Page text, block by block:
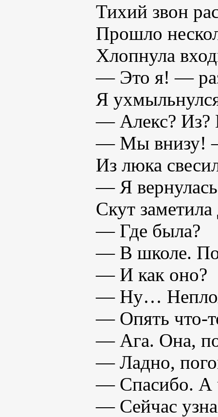
Тихий звон
Прошло
Хлопнула
— Это я! —
Я
— Алекс? Из?
— Мы внизу!
Из люка
— Я
Скут
— Где была?
— В школе.
— И как оно?
— Ну…
— Опять что-
— Ага. Она,
— Ладно,
— Спасибо. А
— Сейчас